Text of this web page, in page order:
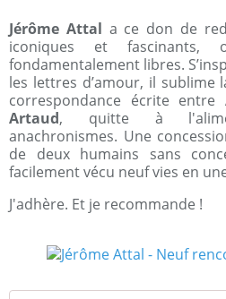
Jérôme Attal a ce don de
iconiques et fascinants,
fondamentalement libres.
les lettres d’amour, il
correspondance écrite entre
Artaud, quitte à
anachronismes. Une
de deux humains sans
facilement vécu neuf vies en
J'adhère. Et je recommande !